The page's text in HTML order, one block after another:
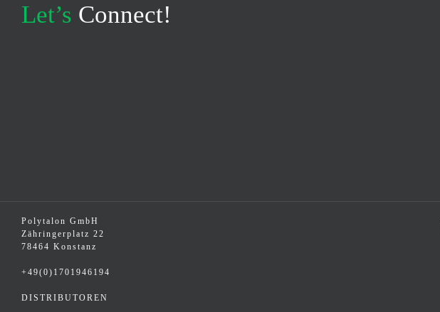
Let’s Connect!
Polytalon GmbH
Zähringerplatz 22
78464 Konstanz
+49(0)1701946194
DISTRIBUTOREN